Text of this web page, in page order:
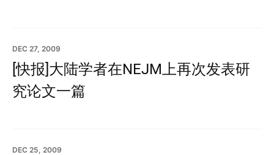
DEC 27, 2009
[快报]大陆学者在NEJM上再次发表研
究论文一篇
DEC 25, 2009